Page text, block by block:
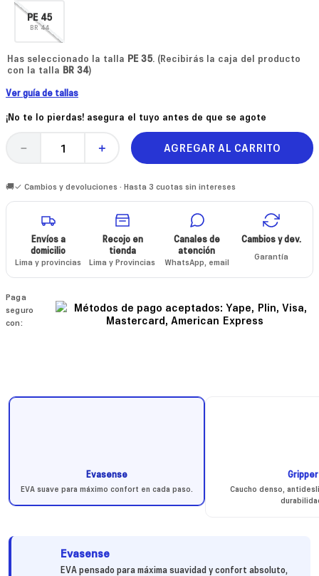
PE 45
BR44
Has seleccionado la talla PE 35. (Recibirás la caja del producto
con la talla BR 34)
Ver guía de tallas
¡No te lo pierdas! asegura el tuyo antes de que se agote
＋
－ AGREGAR AL CARRITO
🚚✓ Cambios y devoluciones · Hasta 3 cuotas sin intereses
Envíos a
domicilio
Lima y provincias
Recojo en
tienda
Lima y Provincias
Canales de
atención
WhatsApp, email
Cambios y dev.
Garantía
Paga
seguro
con:
Evasense
EVA suave para máximo confort en cada paso.
Gripper
Caucho denso,
Evasense
EVA pensado para máxima suavidad y confort absoluto,